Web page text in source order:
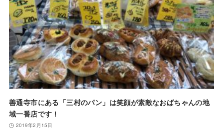
善通寺市にある「三村のパン」は笑顔が素敵なおばちゃんの地
域一番店です！
2019年2月15日